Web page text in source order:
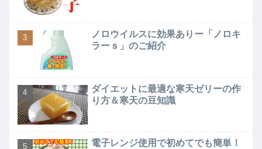
ノロウイルスに効果ありー「ノロキ
ラーｓ」のご紹介
ダイエットに最適な寒天ゼリーの作
り方＆寒天の豆知識
電子レンジ使用で初めてでも簡単！